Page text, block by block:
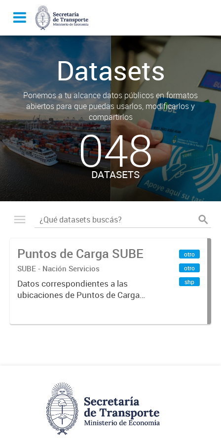
Datasets
Ponemos a tu alcance datos públicos en formatos
abiertos para que puedas usarlos, modificarlos y
compartirlos
048
DATASETS
Puntos de Carga SUBE
SUBE - Nación Servicios
Datos correspondientes a las
ubicaciones de Puntos de Carga
otro
otro
shp